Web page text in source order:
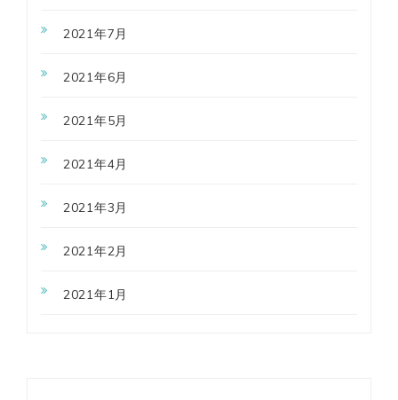
2021年7月
2021年6月
2021年5月
2021年4月
2021年3月
2021年2月
2021年1月